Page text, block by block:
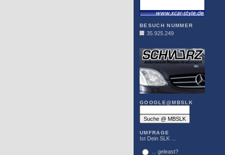
BESUCH NUMMER
35.925.249
GOOGLE@MBSLK
UMFRAGE
Ist Dein SLK ...
... geleast?